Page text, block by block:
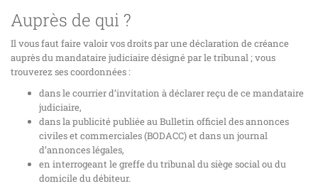
Auprès de qui ?
Il vous faut faire valoir vos droits par une déclaration de créance
auprès du mandataire judiciaire désigné par le tribunal ; vous
trouverez ses coordonnées :
dans le courrier d’invitation à déclarer reçu de ce mandataire
judiciaire,
dans la publicité publiée au Bulletin officiel des annonces
civiles et commerciales (BODACC) et dans un journal
d’annonces légales,
en interrogeant le greffe du tribunal du siège social ou du
domicile du débiteur.